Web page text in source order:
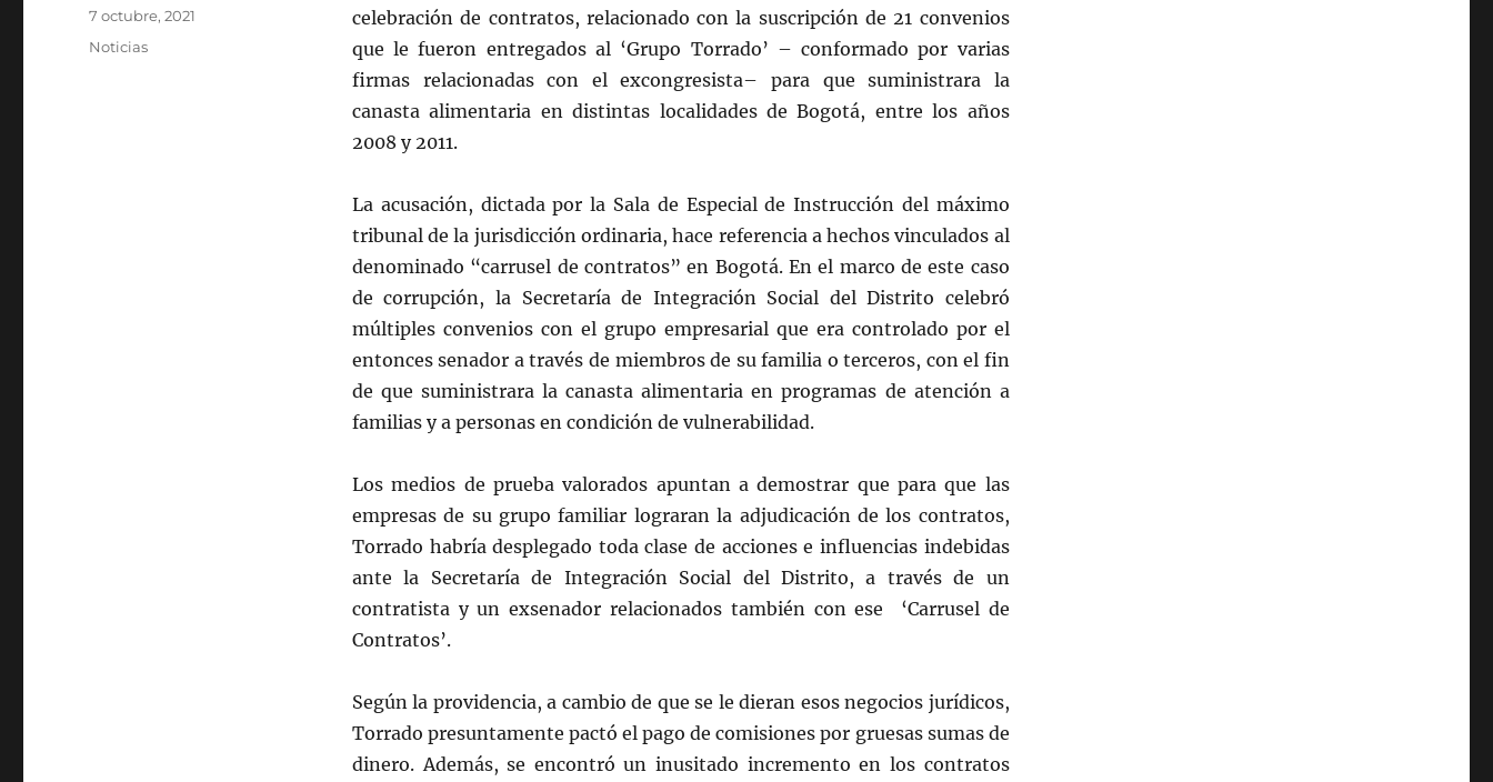
celebración de contratos, relacionado con la suscripción de 21 convenios
que le fueron entregados al ‘Grupo Torrado’ – conformado por varias
firmas relacionadas con el excongresista– para que suministrara la
canasta alimentaria en distintas localidades de Bogotá, entre los años
2008 y 2011.
La acusación, dictada por la Sala de Especial de Instrucción del máximo
tribunal de la jurisdicción ordinaria, hace referencia a hechos vinculados al
denominado “carrusel de contratos” en Bogotá. En el marco de este caso
de corrupción, la Secretaría de Integración Social del Distrito celebró
múltiples convenios con el grupo empresarial que era controlado por el
entonces senador a través de miembros de su familia o terceros, con el fin
de que suministrara la canasta alimentaria en programas de atención a
familias y a personas en condición de vulnerabilidad.
Los medios de prueba valorados apuntan a demostrar que para que las
empresas de su grupo familiar lograran la adjudicación de los contratos,
Torrado habría desplegado toda clase de acciones e influencias indebidas
ante la Secretaría de Integración Social del Distrito, a través de un
contratista y un exsenador relacionados también con ese ‘Carrusel de
Contratos’.
Según la providencia, a cambio de que se le dieran esos negocios jurídicos,
Torrado presuntamente pactó el pago de comisiones por gruesas sumas de
dinero. Además, se encontró un inusitado incremento en los contratos
Publicado
7 octubre, 2021
Categorías
Noticias